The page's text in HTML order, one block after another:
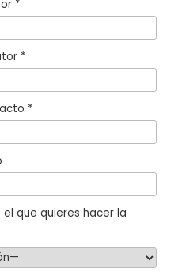
*
*
*
que quieres hacer la